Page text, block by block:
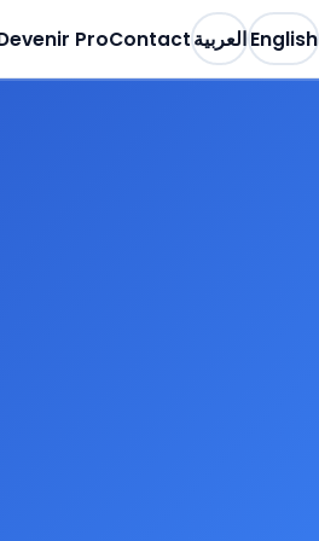
ProContactالعربيةEnglish